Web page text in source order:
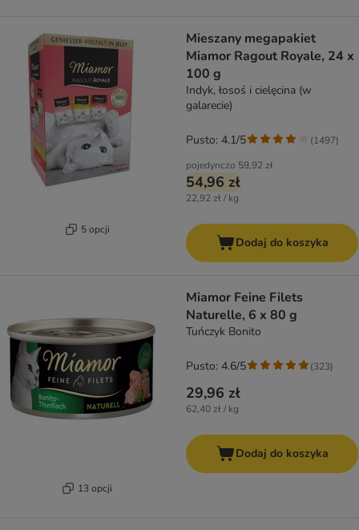
5 opcji
Mieszany megapakiet
Miamor Ragout Royale, 24 x
100 g
Indyk, łosoś i cielęcina (w
galarecie)
pojedynczo 59,92 zł
54,96 zł
22,92 zł / kg
Pusto: 4.1/5 (1497)
Dodaj do koszyka
13 opcji
Miamor Feine Filets
Naturelle, 6 x 80 g
Tuńczyk Bonito
29,96 zł
62,40 zł / kg
Pusto: 4.6/5 (323)
Dodaj do koszyka